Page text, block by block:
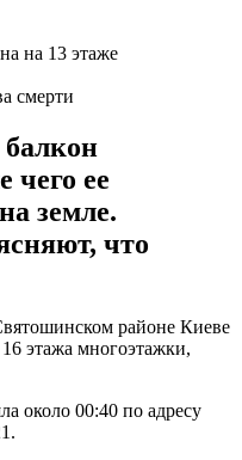
смерти
чего ее
земле.
что
районе Киеве
этажа многоэтажки,
около 00:40 по адресу